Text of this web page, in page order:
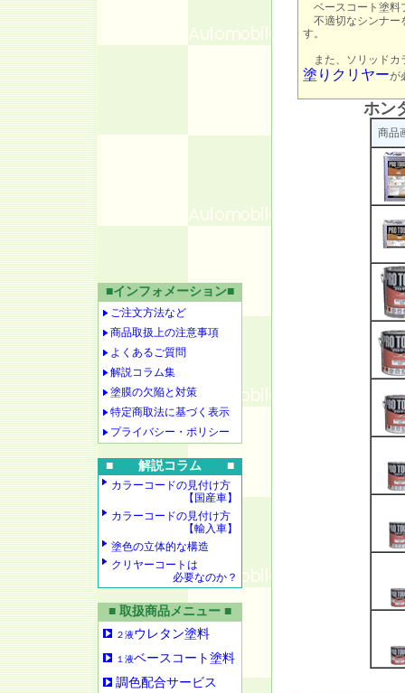
ベースコート塗料
不適切なシンナー
す。
また、ソリッドカ
塗りクリヤーが
ホン
商品
■インフォメーション■
ご注文方法など
商品取扱上の注意事項
よくあるご質問
解説コラム集
塗膜の欠陥と対策
特定商取法に基づく表示
プライバシー・ポリシー
■ 解説コラム ■
カラーコードの見付け方
【国産車】
カラーコードの見付け方
【輸入車】
塗色の立体的な構造
クリヤーコートは
必要なのか？
■ 取扱商品メニュー ■
２液ウレタン塗料
１液ベースコート塗料
調色配合サービス